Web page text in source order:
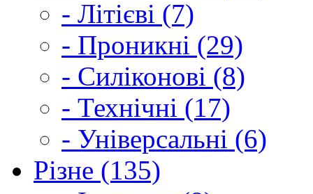
- Літієві (7)
- Проникні (29)
- Силіконові (8)
- Технічні (17)
- Універсальні (6)
Різне (135)